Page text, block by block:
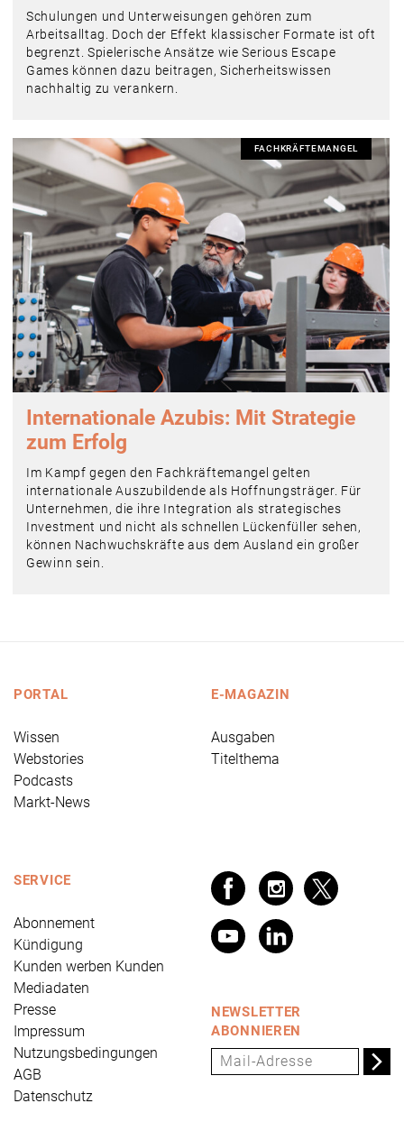
Schulungen und Unterweisungen gehören zum
Arbeitsalltag. Doch der Effekt klassischer Formate ist oft
begrenzt. Spielerische Ansätze wie Serious Escape
Games können dazu beitragen, Sicherheitswissen
nachhaltig zu verankern.
FACHKRÄFTEMANGEL
Internationale Azubis: Mit Strategie
zum Erfolg
Im Kampf gegen den Fachkräftemangel gelten
internationale Auszubildende als Hoffnungsträger. Für
Unternehmen, die ihre Integration als strategisches
Investment und nicht als schnellen Lückenfüller sehen,
können Nachwuchskräfte aus dem Ausland ein großer
Gewinn sein.
PORTAL
Wissen
Webstories
Podcasts
Markt-News
E-MAGAZIN
Ausgaben
Titelthema
SERVICE
Abonnement
Kündigung
Kunden werben Kunden
Mediadaten
Presse
Impressum
Nutzungsbedingungen
AGB
Datenschutz
NEWSLETTER
ABONNIEREN